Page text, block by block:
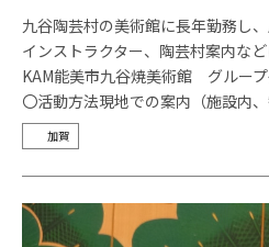
九谷陶芸村の美術館に長年勤務し
インストラクター、陶芸村案内な
KAM能美市九谷焼美術館 グルー
〇活動方法現地での案内（施設内
加賀